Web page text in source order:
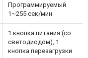
Программируемый
1~255 сек/мин
1 кнопка питания (со
светодиодом), 1
кнопка перезагрузки